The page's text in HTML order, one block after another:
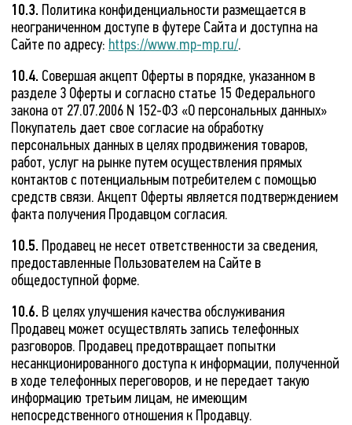
10.3. Политика конфиденциальности размещается в
неограниченном доступе в футере Сайта и доступна на
Сайте по адресу: https://www.mp-mp.ru/.
10.4. Совершая акцепт Оферты в порядке, указанном в
разделе 3 Оферты и согласно статье 15 Федерального
закона от 27.07.2006 N 152-ФЗ «О персональных данных»
Покупатель дает свое согласие на обработку
персональных данных в целях продвижения товаров,
работ, услуг на рынке путем осуществления прямых
контактов с потенциальным потребителем с помощью
средств связи. Акцепт Оферты является подтверждением
факта получения Продавцом согласия.
10.5. Продавец не несет ответственности за сведения,
предоставленные Пользователем на Сайте в
общедоступной форме.
10.6. В целях улучшения качества обслуживания
Продавец может осуществлять запись телефонных
разговоров. Продавец предотвращает попытки
несанкционированного доступа к информации, полученной
в ходе телефонных переговоров, и не передает такую
информацию третьим лицам, не имеющим
непосредственного отношения к Продавцу.